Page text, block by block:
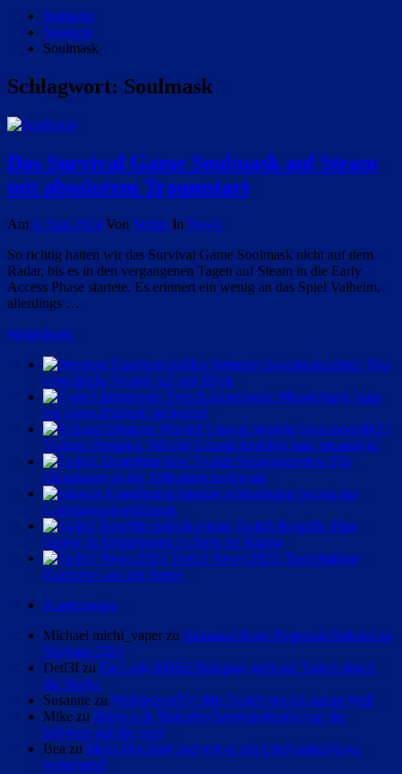
Startseite
Magazin
Soulmask
Schlagwort: Soulmask
Das Survival Game Soulmask auf Steam
mit absolutem Traumstart
Am 6. Juni 2024 Von Stefan In News
So richtig hatten wir das Survival Game Soulmask nicht auf dem
Radar, bis es in den vergangenen Tagen auf Steam in die Early
Access Phase startete. Es erinnert ein wenig an das Spiel Valheim,
allerdings …
Weiterlesen
Streamer Zuschauerzahlen: Das
vergebliche Warten auf den Hype
Twitch Impressum: Missachtung kann
ein hohes Bußgeld bedeuten!
Vollzeit-Streamer: Wieviel Umsatz benötigt man monatlich?
Twitch Steuerinterview: Für
Einnahmen ist die Teilnahme zwingend
Internet Abmahnung bis hin zur
Unterlassungserklärung
Twitch Begriffe: Hier
findest du Erklärungen zu Subs bis Kappa
Twitch News 2023: Regelmäßige
Kurznews aus der Szene
Kommentare
Michael michi_vaper zuAnastasia Rose Hypetrain Rekord an
Silvester 2024
Detl3f zu Fat Lady RDR2 Roleplay geht auf Twitch durch
die Decke
Susanne zu WeltReisenTV: Mit Twitch um die ganze Welt
Mike zu Shlorox & Tinkerleo Auswanderung von der
Schweiz auf die Insel
Bea zu Mein Abschied und wie es mit LikeGamesNews
weitergeht!